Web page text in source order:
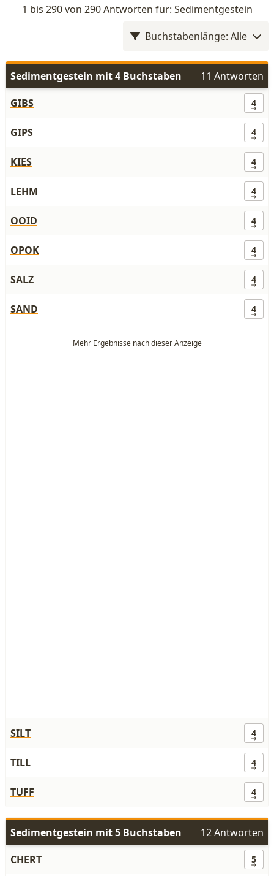
1 bis 290 von 290 Antworten für: Sedimentgestein
Buchstabenlänge: Alle
Sedimentgestein mit 4 Buchstaben
11 Antworten
GIBS
4
GIPS 4
KIES 4
LEHM 4
OOID 4
OPOK 4
SALZ 4
SAND 4
SILT 4
TILL 4
TUFF 4
Sedimentgestein mit 5 Buchstaben
12 Antworten
CHERT
5